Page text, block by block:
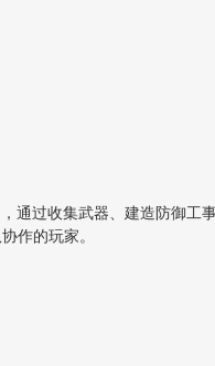
通过收集武器、建造防御工
作的玩家。